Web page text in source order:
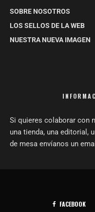
SOBRE NOSOTROS
LOS SELLOS DE LA WEB
NUESTRA NUEVA IMAGEN
Si quieres colaborar con
una tienda, una editorial,
de mesa envíanos un
FACEBOOK